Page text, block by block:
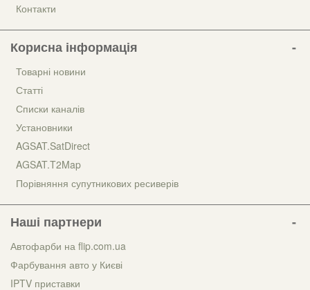
Контакти
Корисна інформація
Товарні новини
Статті
Списки каналів
Установники
AGSAT.SatDirect
AGSAT.T2Map
Порівняння супутникових ресиверів
Наші партнери
Автофарби на flip.com.ua
Фарбування авто у Києві
IPTV приставки